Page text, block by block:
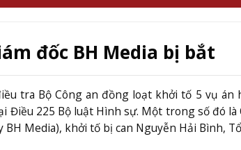
đốc BH Media bị bắt
tra Bộ Công an đồng loạt khởi tố 5 vụ án
Điều 225 Bộ luật Hình sự. Một trong số đó
Media), khởi tố bị can Nguyễn Hải Bình,